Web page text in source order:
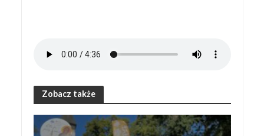
Zobacz także